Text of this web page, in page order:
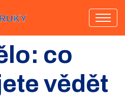
co
vědět